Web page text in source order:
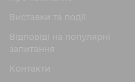
Виставки та події
Відповіді на популярні
запитання
Контакти